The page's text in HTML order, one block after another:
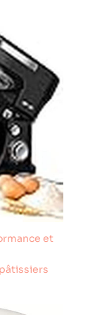
avec précision
un produit qui
reflète notre
envers la
et le service à la
clientèle.
et